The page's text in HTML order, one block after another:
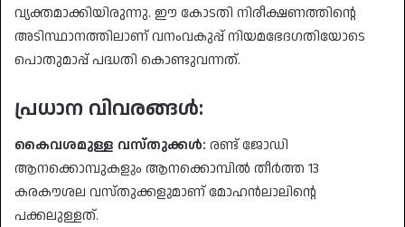
വ്യക്തമാക്കിയിരുന്നു. ഈ കോടതി നിരീക്ഷണത്തിന്റെ
അടിസ്ഥാനത്തിലാണ് വനംവകുപ്പ് നിയമഭേദഗതിയോടെ
പൊതുമാപ്പ് പദ്ധതി കൊണ്ടുവന്നത്.
പ്രധാന വിവരങ്ങൾ:
കൈവശമുള്ള വസ്തുക്കൾ: രണ്ട് ജോഡി
ആനക്കൊമ്പുകളും ആനക്കൊമ്പിൽ തീർത്ത 13
കരകൗശല വസ്തുക്കളുമാണ് മോഹൻലാലിന്റെ
പക്കലുള്ളത്.